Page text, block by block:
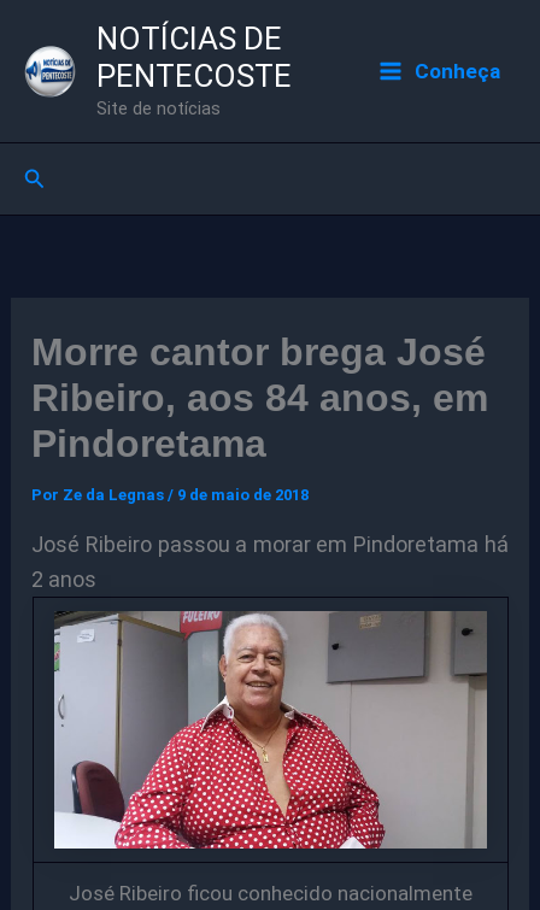
para
NOTÍCIAS DE
PENTECOSTE
Site de notícias
Conheça
Pesquisar
Morre cantor brega José
Ribeiro, aos 84 anos, em
Pindoretama
Por Ze da Legnas/ 9 de maio de 2018
José Ribeiro passou a morar em Pindoretama há
2 anos
José Ribeiro ficou conhecido nacionalmente